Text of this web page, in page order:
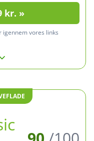
kr. »
igennem vores links